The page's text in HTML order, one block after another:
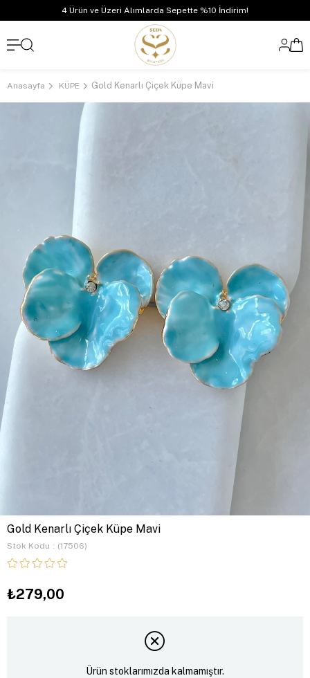
4 Ürün ve Üzeri Alımlarda Sepette %10 İndirim!
Anasayfa KÜPE Gold Kenarlı Çiçek Küpe Mavi
Gold Kenarlı Çiçek Küpe Mavi
Stok Kodu (17506)
₺279,00
Ürün stoklarımızda kalmamıştır.